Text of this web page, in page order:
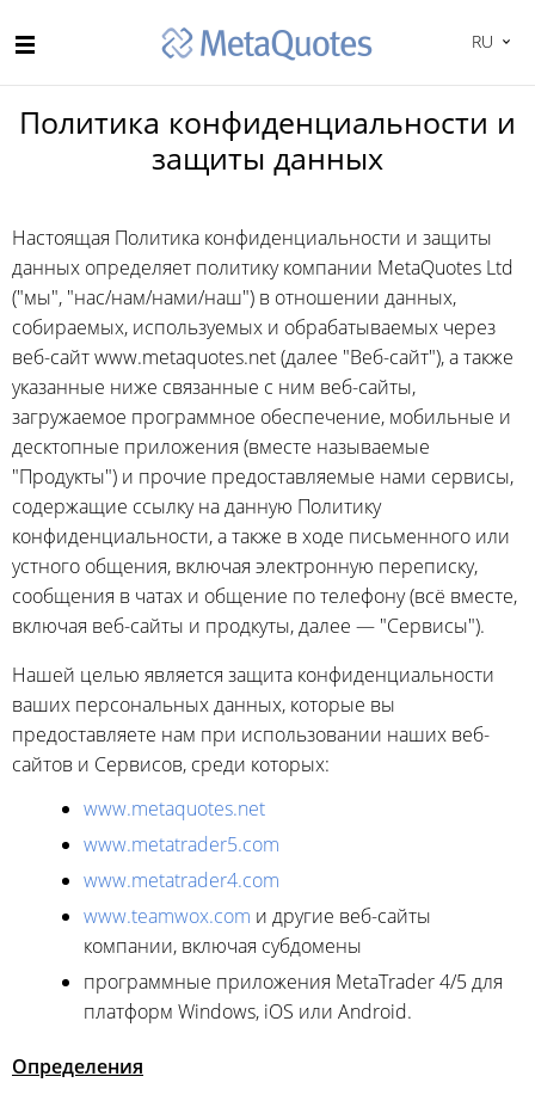
RU
Политика конфиденциальности и
защиты данных
Настоящая Политика конфиденциальности и защиты
данных определяет политику компании MetaQuotes Ltd
("мы", "нас/нам/нами/наш") в отношении данных,
собираемых, используемых и обрабатываемых через
веб-сайт www.metaquotes.net (далее "Веб-сайт"), а также
указанные ниже связанные с ним веб-сайты,
загружаемое программное обеспечение, мобильные и
десктопные приложения (вместе называемые
"Продукты") и прочие предоставляемые нами сервисы,
содержащие ссылку на данную Политику
конфиденциальности, а также в ходе письменного или
устного общения, включая электронную переписку,
сообщения в чатах и общение по телефону (всё вместе,
включая веб-сайты и продкуты, далее — "Сервисы").
Нашей целью является защита конфиденциальности
ваших персональных данных, которые вы
предоставляете нам при использовании наших веб-
сайтов и Сервисов, среди которых:
www.metaquotes.net
www.metatrader5.com
www.metatrader4.com
www.teamwox.com и другие веб-сайты
компании, включая субдомены
программные приложения MetaTrader 4/5 для
платформ Windows, iOS или Android.
Определения